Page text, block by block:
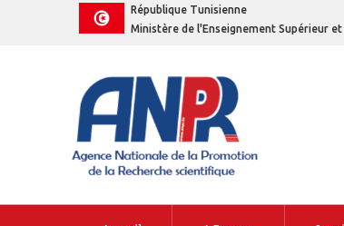
République Tunisienne
Ministère de l'Enseignement Supérieur